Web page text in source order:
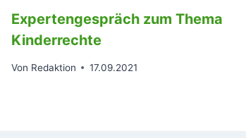
Expertengespräch zum Thema
Kinderrechte
Von Redaktion 17.09.2021